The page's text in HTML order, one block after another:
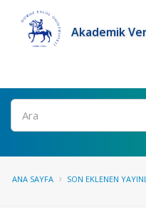
Akademik
Ara
ANA SAYFA SON EKLENEN